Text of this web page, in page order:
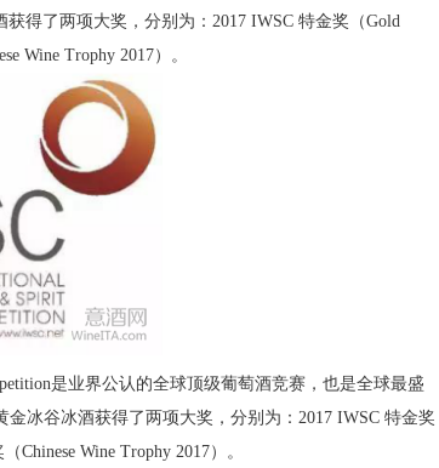
了两项大奖，分别为：2017 IWSC 特金奖（Gold
Wine Trophy 2017）。
是业界公认的全球顶级葡萄酒竞赛，也是全球最盛
冰谷冰酒获得了两项大奖，分别为：2017 IWSC 特金奖
Chinese Wine Trophy 2017）。